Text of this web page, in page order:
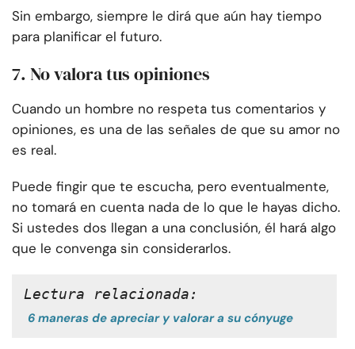
Sin embargo, siempre le dirá que aún hay tiempo
para planificar el futuro.
7. No valora tus opiniones
Cuando un hombre no respeta tus comentarios y
opiniones, es una de las señales de que su amor no
es real.
Puede fingir que te escucha, pero eventualmente,
no tomará en cuenta nada de lo que le hayas dicho.
Si ustedes dos llegan a una conclusión, él hará algo
que le convenga sin considerarlos.
Lectura relacionada:
6 maneras de apreciar y valorar a su cónyuge